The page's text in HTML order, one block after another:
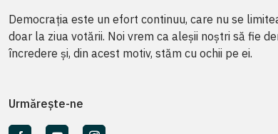
Democrația este un efort continuu, care nu se
doar la ziua votării. Noi vrem ca aleșii noștri să fie
încredere și, din acest motiv, stăm cu ochii pe ei.
Urmărește-ne